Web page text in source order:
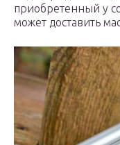
приобретенный у
может доставить